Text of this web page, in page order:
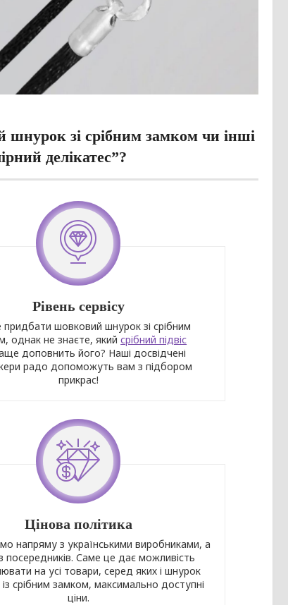
зі срібним замком чи інші
делікатес”?
Рівень сервісу
придбати шовковий шнурок зі срібним
однак не знаєте, якийсрібний підвіс
доповнить його? Наші досвідчені
радо допоможуть вам з підбором
прикрас!
Цінова політика
напряму з українськими виробниками, а
посередників. Саме це дає можливість
на усі товари, серед яких і шнурок
срібним замком, максимально доступні
ціни.